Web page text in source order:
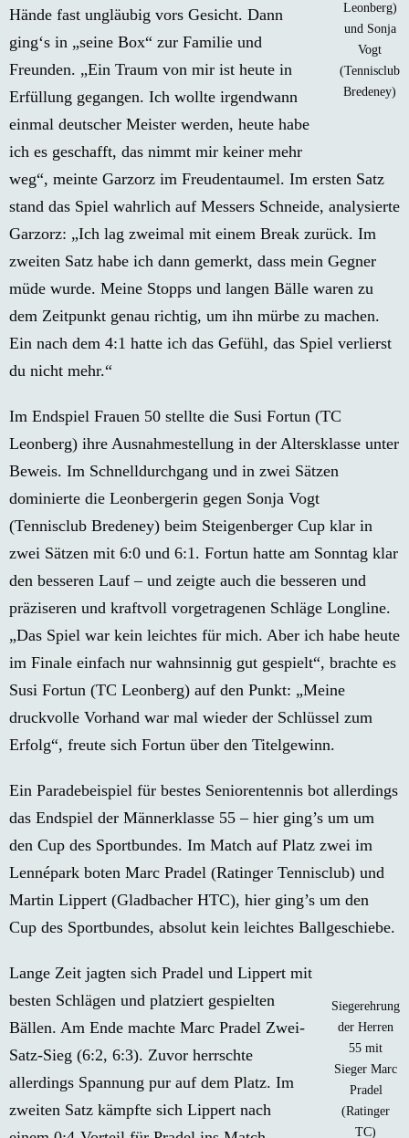
Leonberg)
und Sonja
Vogt
(Tennisclub
Bredeney)
Hände fast ungläubig vors Gesicht. Dann
ging‘s in „seine Box“ zur Familie und
Freunden. „Ein Traum von mir ist heute in
Erfüllung gegangen. Ich wollte irgendwann
einmal deutscher Meister werden, heute habe
ich es geschafft, das nimmt mir keiner mehr
weg“, meinte Garzorz im Freudentaumel. Im ersten Satz
stand das Spiel wahrlich auf Messers Schneide, analysierte
Garzorz: „Ich lag zweimal mit einem Break zurück. Im
zweiten Satz habe ich dann gemerkt, dass mein Gegner
müde wurde. Meine Stopps und langen Bälle waren zu
dem Zeitpunkt genau richtig, um ihn mürbe zu machen.
Ein nach dem 4:1 hatte ich das Gefühl, das Spiel verlierst
du nicht mehr.“
Im Endspiel Frauen 50 stellte die Susi Fortun (TC
Leonberg) ihre Ausnahmestellung in der Altersklasse unter
Beweis. Im Schnelldurchgang und in zwei Sätzen
dominierte die Leonbergerin gegen Sonja Vogt
(Tennisclub Bredeney) beim Steigenberger Cup klar in
zwei Sätzen mit 6:0 und 6:1. Fortun hatte am Sonntag klar
den besseren Lauf – und zeigte auch die besseren und
präziseren und kraftvoll vorgetragenen Schläge Longline.
„Das Spiel war kein leichtes für mich. Aber ich habe heute
im Finale einfach nur wahnsinnig gut gespielt“, brachte es
Susi Fortun (TC Leonberg) auf den Punkt: „Meine
druckvolle Vorhand war mal wieder der Schlüssel zum
Erfolg“, freute sich Fortun über den Titelgewinn.
Ein Paradebeispiel für bestes Seniorentennis bot allerdings
das Endspiel der Männerklasse 55 – hier ging’s um um
den Cup des Sportbundes. Im Match auf Platz zwei im
Lennépark boten Marc Pradel (Ratinger Tennisclub) und
Martin Lippert (Gladbacher HTC), hier ging’s um den
Cup des Sportbundes, absolut kein leichtes Ballgeschiebe.
Siegerehrung
der Herren
55 mit
Sieger Marc
Pradel
(Ratinger
TC)
Lange Zeit jagten sich Pradel und Lippert mit
besten Schlägen und platziert gespielten
Bällen. Am Ende machte Marc Pradel Zwei-
Satz-Sieg (6:2, 6:3). Zuvor herrschte
allerdings Spannung pur auf dem Platz. Im
zweiten Satz kämpfte sich Lippert nach